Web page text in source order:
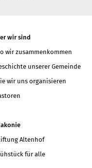
wir sind
wir zusammenkommen
unserer Gemeinde
wir uns organisieren
Altenhof
für alle